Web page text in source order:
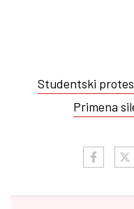
Studentski
Primena